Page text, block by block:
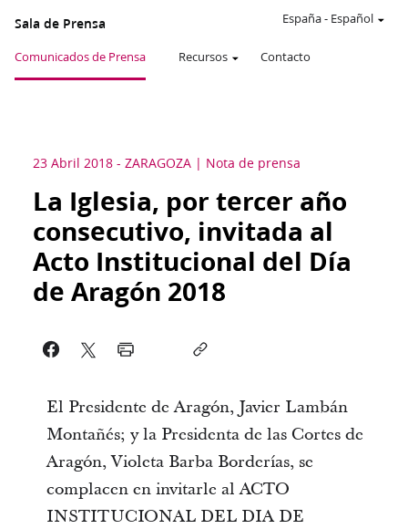
Sala de Prensa
Comunicados de Prensa Recursos Contacto
España- Español
23 Abril 2018 - ZARAGOZA Nota de prensa
La Iglesia, por tercer año
consecutivo, invitada al
Acto Institucional del Día
de Aragón 2018
El Presidente de Aragón, Javier Lambán
Montañés; y la Presidenta de las Cortes de
Aragón, Violeta Barba Borderías, se
complacen en invitarle al ACTO
INSTITUCIONAL DEL DIA DE